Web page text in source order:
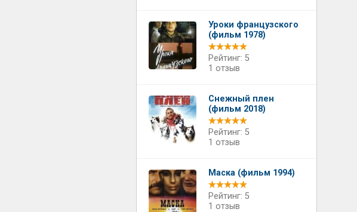
Уроки французского
(фильм 1978)
Рейтинг: 5
1 отзыв
Снежный плен
(фильм 2018)
Рейтинг: 5
1 отзыв
Маска (фильм 1994)
Рейтинг: 5
1 отзыв